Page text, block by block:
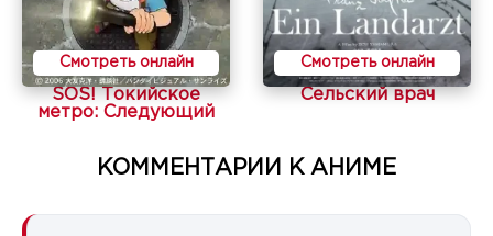
Смотреть онлайн
SOS! Токийское
метро: Следующий
Смотреть онлайн
Сельский врач
КОММЕНТАРИИ К АНИМЕ